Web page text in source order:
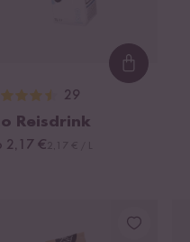
29
Reisdrink
2,17 €